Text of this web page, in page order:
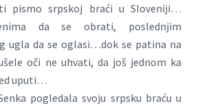
pismo srpskoj braći u Sloveniji…
da se obrati, poslednjim
ugla da se oglasi…dok se patina na
oči ne uhvati, da još jednom ka
uputi…
pogledala svoju srpsku braću u